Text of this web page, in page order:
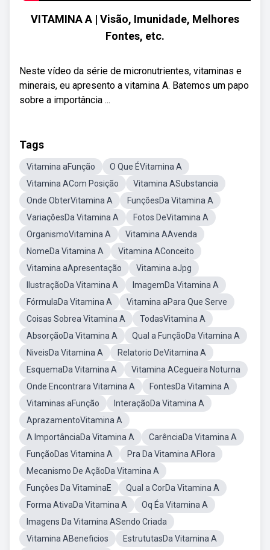
VITAMINA A | Visão, Imunidade, Melhores
Fontes, etc.
Neste vídeo da série de micronutrientes, vitaminas e
minerais, eu apresento a vitamina A. Batemos um papo
sobre a importância ...
Tags
Vitamina aFunção
O Que ÉVitamina A
Vitamina ACom Posição
Vitamina ASubstancia
Onde ObterVitamina A
FunçõesDa Vitamina A
VariaçõesDa Vitamina A
Fotos DeVitamina A
OrganismoVitamina A
Vitamina AAvenda
NomeDa Vitamina A
Vitamina AConceito
Vitamina aApresentação
Vitamina aJpg
IlustraçãoDa Vitamina A
ImagemDa Vitamina A
FórmulaDa Vitamina A
Vitamina aPara Que Serve
Coisas Sobrea Vitamina A
TodasVitamina A
AbsorçãoDa Vitamina A
Qual a FunçãoDa Vitamina A
NiveisDa Vitamina A
Relatorio DeVitamina A
EsquemaDa Vitamina A
Vitamina ACegueira Noturna
Onde Encontrara Vitamina A
FontesDa Vitamina A
Vitaminas aFunção
InteraçãoDa Vitamina A
AprazamentoVitamina A
A ImportânciaDa Vitamina A
CarênciaDa Vitamina A
FunçãoDas Vitamina A
Pra Da Vitamina AFlora
Mecanismo De AçãoDa Vitamina A
Funções Da VitaminaE
Qual a CorDa Vitamina A
Forma AtivaDa Vitamina A
Oq Éa Vitamina A
Imagens Da Vitamina ASendo Criada
Vitamina ABeneficios
EstrututasDa Vitamina A